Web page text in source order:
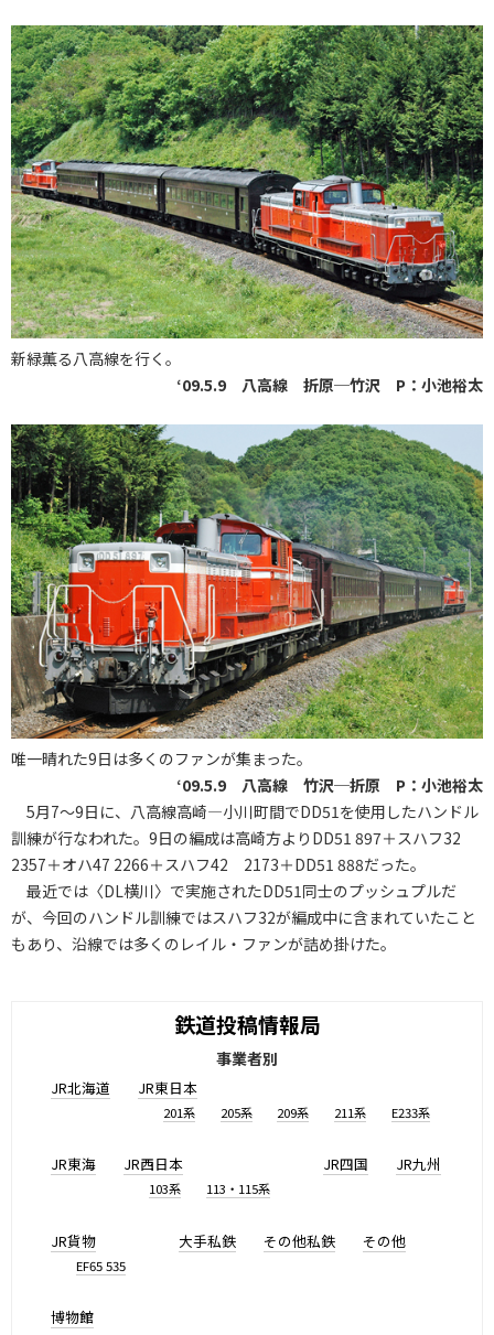
新緑薫る八高線を行く。
‘09.5.9 八高線 折原─竹沢 P：小池裕太
唯一晴れた9日は多くのファンが集まった。
‘09.5.9 八高線 竹沢─折原 P：小池裕太
5月7～9日に、八高線高崎―小川町間でDD51を使用したハンドル
訓練が行なわれた。9日の編成は高崎方よりDD51 897＋スハフ32
2357＋オハ47 2266＋スハフ42 2173＋DD51 888だった。
最近では〈DL横川〉で実施されたDD51同士のプッシュプルだ
が、今回のハンドル訓練ではスハフ32が編成中に含まれていたこと
もあり、沿線では多くのレイル・ファンが詰め掛けた。
鉄道投稿情報局
事業者別
JR北海道 JR東日本
201系 205系 209系 211系 E233系
JR東海 JR西日本
103系 113・115系
JR四国 JR九州
JR貨物
EF65 535
大手私鉄 その他私鉄 その他
博物館